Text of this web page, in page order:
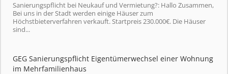
Sanierungspflicht bei Neukauf und Vermietung?: Hallo Zusammen,
Bei uns in der Stadt werden einige Häuser zum
Höchstbieterverfahren verkauft. Startpreis 230.000€. Die Häuser
sind...
GEG Sanierungspflicht Eigentümerwechsel einer Wohnung
im Mehrfamilienhaus